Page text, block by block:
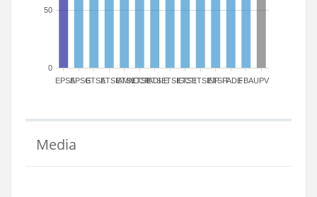
EPSAEPSGETSAETSIAMN
ETSICCP
ETSIADI
ETSIEETSIGCT
ETSIIETSINFETSITFADEFBAUPV
0
50
Media